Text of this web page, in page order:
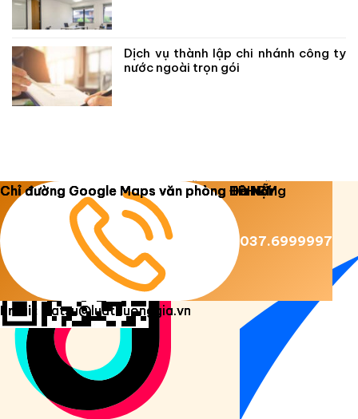
Dịch vụ thành lập chi nhánh công ty
nước ngoài trọn gói
Copyright 2026 © Luật Dương Gia